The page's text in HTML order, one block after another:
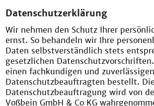
Datenschutzerklärung
Wir nehmen den Schutz Ihrer
ernst. So behandeln wir Ihre
Daten selbstverständlich stets
gesetzlichen
einen fachkundigen und
Datenschutzbeauftragten bestellt.
Datenschutzbeauftragung wird von
Voßbein GmbH & Co KG